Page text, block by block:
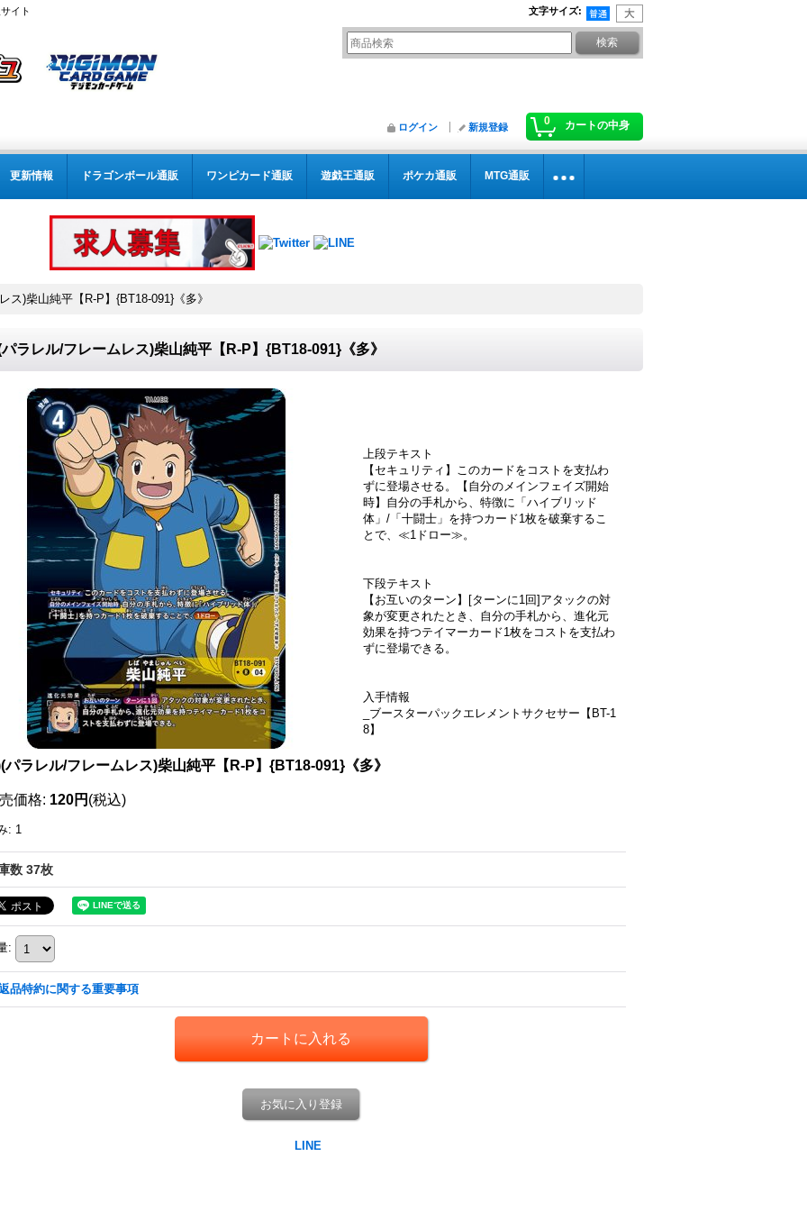
イト 文字サイズ:
0 カートの中身
ログイン 新規登録
更新情報 ドラゴンボール通販 ワンピカード通販 遊戯王通販 ポケカ通販 MTG通販
ス)柴山純平【R-P】{BT18-091}《多》
ラレル/フレームレス)柴山純平【R-P】{BT18-091}《多》
上段テキスト
【セキュリティ】このカードをコストを支払わ
ずに登場させる。【自分のメインフェイズ開始
時】自分の手札から、特徴に「ハイブリッド
体」/「十闘士」を持つカード1枚を破棄するこ
とで、≪1ドロー≫。
下段テキスト
【お互いのターン】[ターンに1回]アタックの対
象が変更されたとき、自分の手札から、進化元
効果を持つテイマーカード1枚をコストを支払わ
ずに登場できる。
入手情報
_ブースターパックエレメントサクセサー【BT-1
8】
パラレル/フレームレス)柴山純平【R-P】{BT18-091}《多》
価格: 120円 (税込)
: 1
数 37枚
:
品特約に関する重要事項
お気に入り登録